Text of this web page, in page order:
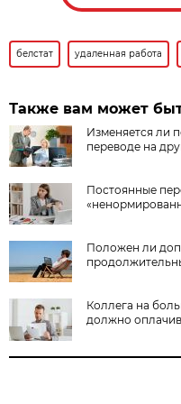
белстат удаленная работа
Также вам может
Изменяется ли
переводе на
Постоянные
Положен ли
Коллега на
должно